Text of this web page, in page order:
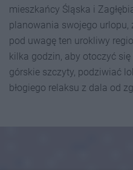
mieszkańcy Śląska i
planowania swojego
pod uwagę ten urokliwy
kilka godzin, aby otoczyć
górskie szczyty, podziwiać
błogiego relaksu z dala od